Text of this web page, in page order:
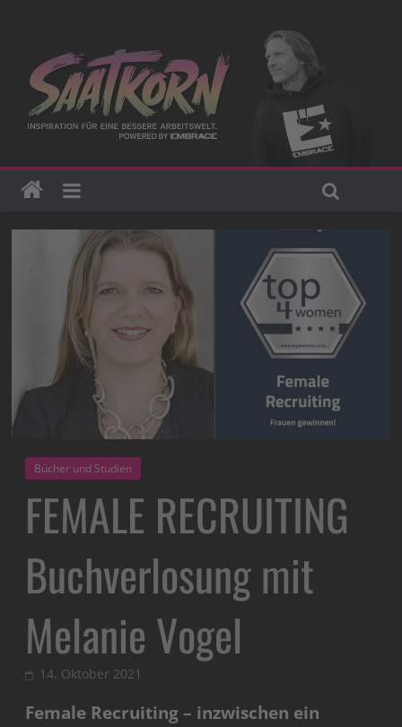
Bücher und Studien
FEMALE RECRUITING
Buchverlosung mit
Melanie Vogel
14. Oktober 2021
Female Recruiting – inzwischen ein